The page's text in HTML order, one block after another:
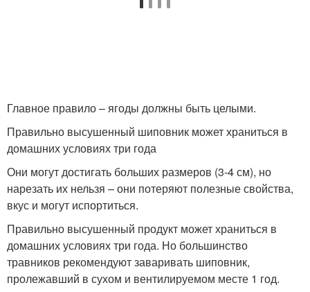
Главное правило – ягоды должны быть целыми.
Правильно высушенный шиповник может храниться в
домашних условиях три года
Они могут достигать больших размеров (3-4 см), но
нарезать их нельзя – они потеряют полезные свойства,
вкус и могут испортиться.
Правильно высушенный продукт может храниться в
домашних условиях три года. Но большинство
травников рекомендуют заваривать шиповник,
пролежавший в сухом и вентилируемом месте 1 год.